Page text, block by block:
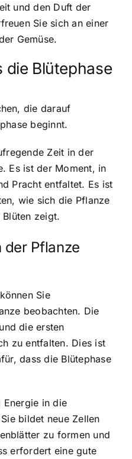
und den Duft der
Sie sich an einer
Gemüse.
die Blütephase
die darauf
beginnt.
Zeit in der
Es ist der Moment, in
Pracht entfaltet. Es ist
wie sich die Pflanze
zeigt.
der Pflanze
Sie
beobachten. Die
die ersten
zu entfalten. Dies ist
dass die Blütephase
Energie in die
bildet neue Zellen
zu formen und
erfordert eine gute